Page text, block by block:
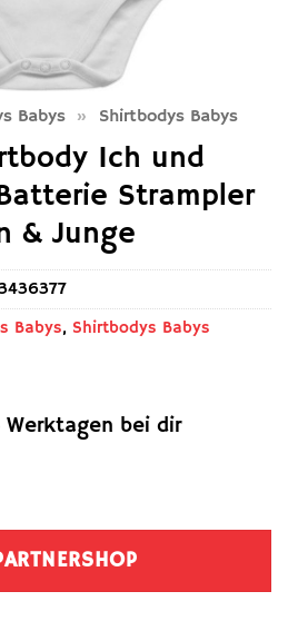
Babys » Shirtbodys Babys
Ich und
Strampler
& Junge
bei dir
Babys, Shirtbodys Babys